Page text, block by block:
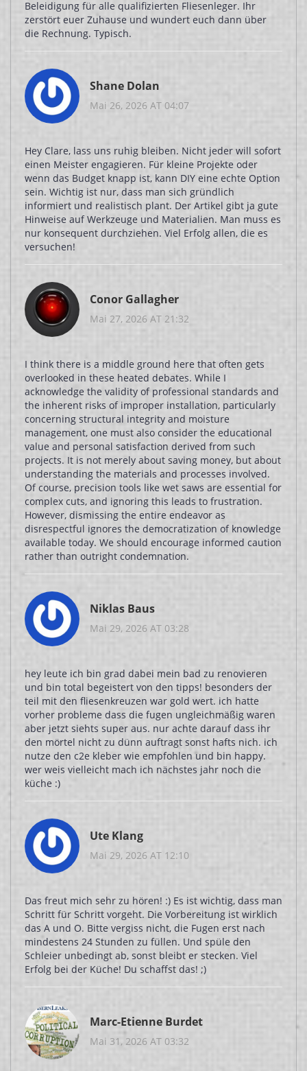
Beleidigung für alle qualifizierten Fliesenleger. Ihr
zerstört euer Zuhause und wundert euch dann über
die Rechnung. Typisch.
Shane Dolan
Mai 26, 2026 AT 04:07
Hey Clare, lass uns ruhig bleiben. Nicht jeder will sofort
einen Meister engagieren. Für kleine Projekte oder
wenn das Budget knapp ist, kann DIY eine echte Option
sein. Wichtig ist nur, dass man sich gründlich
informiert und realistisch plant. Der Artikel gibt ja gute
Hinweise auf Werkzeuge und Materialien. Man muss es
nur konsequent durchziehen. Viel Erfolg allen, die es
versuchen!
Conor Gallagher
Mai 27, 2026 AT 21:32
I think there is a middle ground here that often gets
overlooked in these heated debates. While I
acknowledge the validity of professional standards and
the inherent risks of improper installation, particularly
concerning structural integrity and moisture
management, one must also consider the educational
value and personal satisfaction derived from such
projects. It is not merely about saving money, but about
understanding the materials and processes involved.
Of course, precision tools like wet saws are essential for
complex cuts, and ignoring this leads to frustration.
However, dismissing the entire endeavor as
disrespectful ignores the democratization of knowledge
available today. We should encourage informed caution
rather than outright condemnation.
Niklas Baus
Mai 29, 2026 AT 03:28
hey leute ich bin grad dabei mein bad zu renovieren
und bin total begeistert von den tipps! besonders der
teil mit den fliesenkreuzen war gold wert. ich hatte
vorher probleme dass die fugen ungleichmäßig waren
aber jetzt siehts super aus. nur achte darauf dass ihr
den mörtel nicht zu dünn auftragt sonst hafts nich. ich
nutze den c2e kleber wie empfohlen und bin happy.
wer weis vielleicht mach ich nächstes jahr noch die
küche :)
Ute Klang
Mai 29, 2026 AT 12:10
Das freut mich sehr zu hören! :) Es ist wichtig, dass man
Schritt für Schritt vorgeht. Die Vorbereitung ist wirklich
das A und O. Bitte vergiss nicht, die Fugen erst nach
mindestens 24 Stunden zu füllen. Und spüle den
Schleier unbedingt ab, sonst bleibt er stecken. Viel
Erfolg bei der Küche! Du schaffst das! ;)
Marc-Etienne Burdet
Mai 31, 2026 AT 03:32